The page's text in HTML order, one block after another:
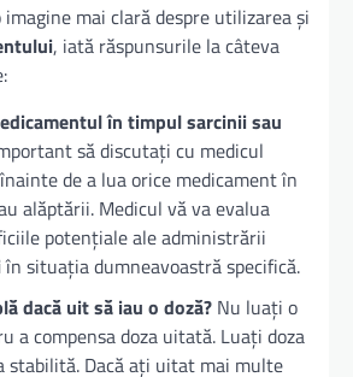
mai clară despre utilizarea și
, iată răspunsurile la câteva
în timpul sarcinii sau
să discutați cu medicul
de a lua orice medicament în
alăptării. Medicul vă va evalua
potențiale ale administrării
în situația dumneavoastră specifică.
dacă uit să iau o doză? Nu luați o
a compensa doza uitată. Luați doza
stabilită. Dacă ați uitat mai multe